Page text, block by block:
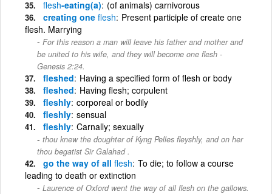
flesh-eating(a) (of animals) carnivorous
creating one flesh Present participle of create one
flesh. Marrying
For this reason a man will leave his father and mother and
be united to his wife, and they will become one flesh -
Genesis 2:24.
fleshed Having a specified form of flesh or body
fleshed Having flesh; corpulent
fleshly corporeal or bodily
fleshly sensual
fleshly Carnally; sexually
thou knew the doughter of Kyng Pelles fleyshly, and on her
thou begatist Sir Galahad .
go the way of all flesh To die; to follow a course
leading to death or extinction
Laurence of Oxford went the way of all flesh on the gallows.